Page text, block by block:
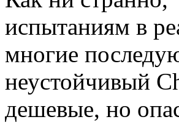
испытаниям в
многие
неустойчивый
дешевые, но